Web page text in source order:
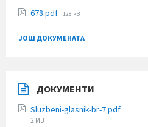
678.pdf File
128 kB
ЈОШ ДОКУМЕНАТА
ДОКУМЕНТИ
Sluzbeni-glasnik-br-7.pdf
File
2 MB